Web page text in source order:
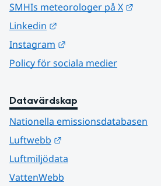
SMHIs meteorologer på X
Linkedin
Instagram
Policy för sociala medier
Datavärdskap
Nationella emissionsdatabasen
Luftwebb
Luftmiljödata
VattenWebb